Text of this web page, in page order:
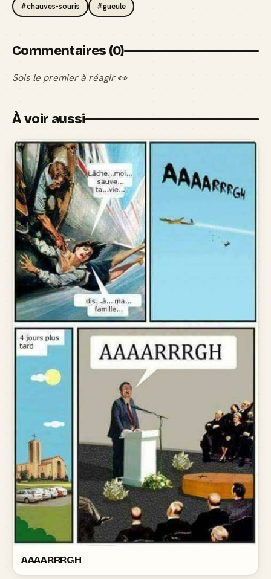
#chauves-souris #gueule
Commentaires (0)
Sois le premier à réagir 👀
À voir aussi
AAAARRRGH